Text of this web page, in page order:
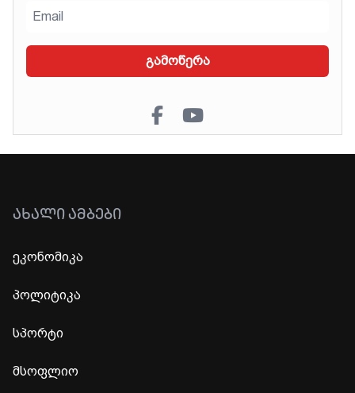
გამოწერა
ᲐᲮᲐᲚᲘ ᲐᲛᲑᲔᲑᲘ
ეკონომიკა
პოლიტიკა
სპორტი
მსოფლიო